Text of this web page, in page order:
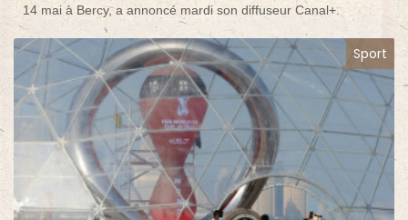
14 mai à Bercy, a annoncé mardi son diffuseur Canal+.
Sport